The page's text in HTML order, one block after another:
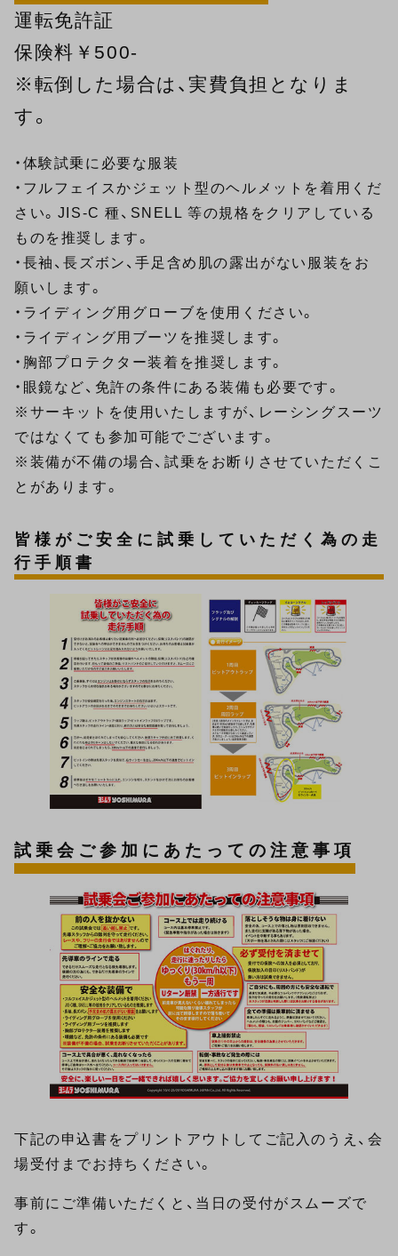
運転免許証
保険料￥500-
※転倒した場合は、実費負担となりま
す。
・体験試乗に必要な服装
・フルフェイスかジェット型のヘルメットを着用くだ
さい。JIS-C 種、SNELL 等の規格をクリアしている
ものを推奨します。
・長袖、長ズボン、手足含め肌の露出がない服装をお
願いします。
・ライディング用グローブを使用ください。
・ライディング用ブーツを推奨します。
・胸部プロテクター装着を推奨します。
・眼鏡など、免許の条件にある装備も必要です。
※サーキットを使用いたしますが、レーシングスーツ
ではなくても参加可能でございます。
※装備が不備の場合、試乗をお断りさせていただくこ
とがあります。
皆様がご安全に試乗していただく為の走
行手順書
試乗会ご参加にあたっての注意事項
下記の申込書をプリントアウトしてご記入のうえ、会
場受付までお持ちください。
事前にご準備いただくと、当日の受付がスムーズで
す。